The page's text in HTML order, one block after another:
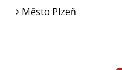
Město Plzeň